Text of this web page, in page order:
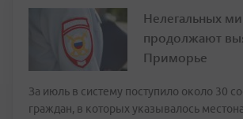
Нелегальных
продолжают
Приморье
За июль в систему поступило около 30
граждан, в которых указывалось